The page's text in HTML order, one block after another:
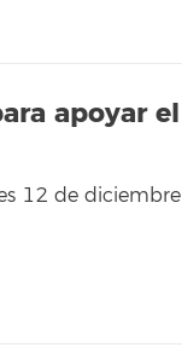
apoyar el
12 de diciembre